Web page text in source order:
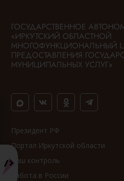
ГОСУДАРСТВЕННОЕ
«ИРКУТСКИЙ ОБЛАСТНОЙ
МНОГОФУНКЦИОНАЛЬНЫЙ
ПРЕДОСТАВЛЕНИЯ
МУНИЦИПАЛЬНЫХ УСЛУГ»
Президент РФ
Портал Иркутской области
Ваш контроль
Работа в России